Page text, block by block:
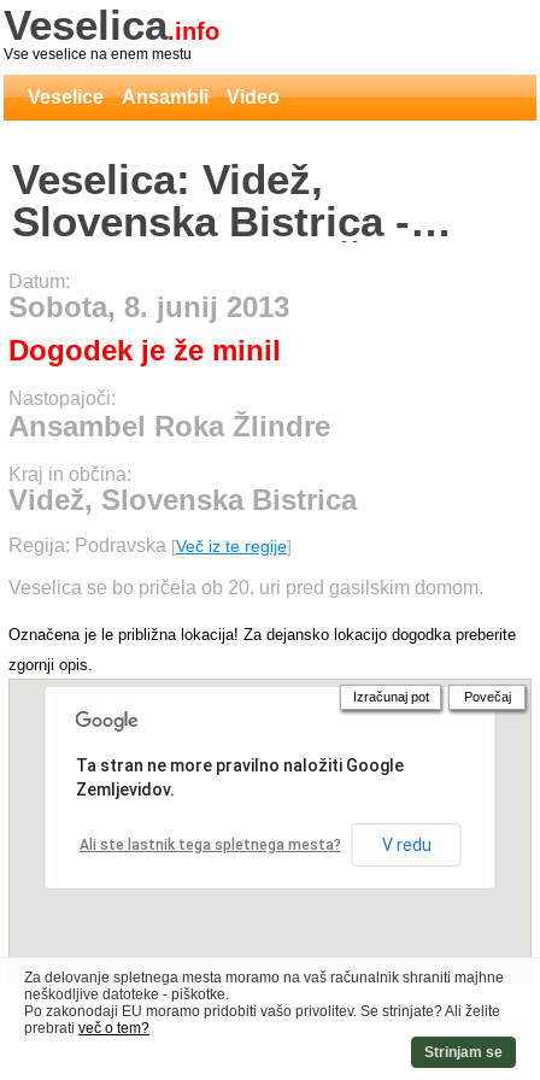
Veselica.info
Vse veselice na enem mestu
Veselice Ansambli Video
Veselica: Videž,
Slovenska Bistrica -
Ansambel Roka Žlindre
Datum:
Sobota, 8. junij 2013
Dogodek je že minil
Nastopajoči:
Ansambel Roka Žlindre
Kraj in občina:
Videž, Slovenska Bistrica
Regija: Podravska [Več iz te regije]
Veselica se bo pričela ob 20. uri pred gasilskim domom.
Označena je le približna lokacija! Za dejansko lokacijo dogodka preberite
zgornji opis.
Ta stran ne more pravilno naložiti Google
Zemljevidov.
Ali ste lastnik tega spletnega mesta? V redu
Izračunaj pot Povečaj
Za delovanje spletnega mesta moramo na vaš računalnik shraniti majhne
neškodljive datoteke - piškotke.
Po zakonodaji EU moramo pridobiti vašo privolitev. Se strinjate? Ali želite
prebrati več o tem?
Strinjam se